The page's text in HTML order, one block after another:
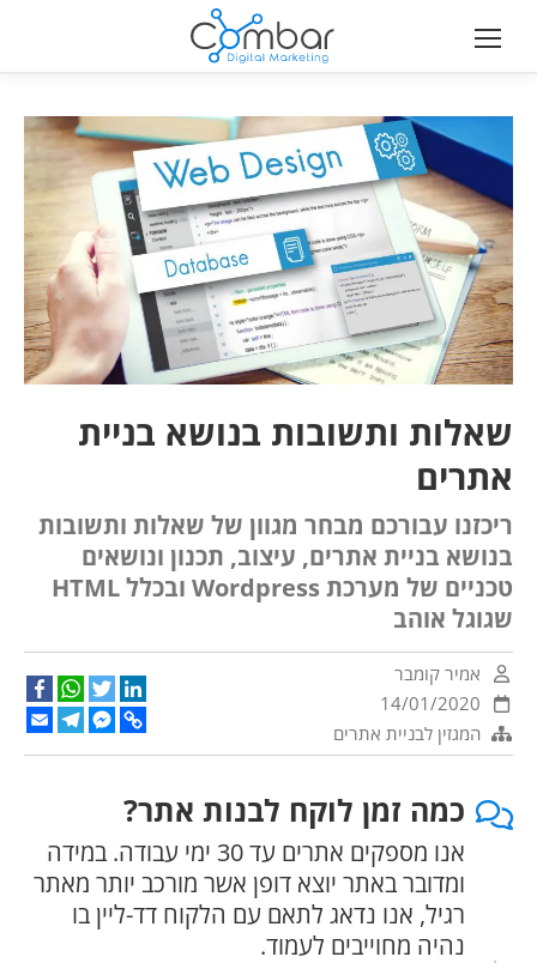
שאלות ותשובות בנושא בניית
אתרים
ריכזנו עבורכם מבחר מגוון של שאלות ותשובות
בנושא בניית אתרים, עיצוב, תכנון ונושאים
טכניים של מערכת Wordpress ובכלל HTML
שגוגל אוהב
אמיר קומבר
14/01/2020
המגזין לבניית אתרים
WhatsAppTwitter
LinkedIn
Email
Telegram
Facebook
Messenger
Copy
Link
כמה זמן לוקח לבנות אתר?
אנו מספקים אתרים עד 30 ימי עבודה. במידה
ומדובר באתר יוצא דופן אשר מורכב יותר מאתר
רגיל, אנו נדאג לתאם עם הלקוח דד-ליין בו
נהיה מחוייבים לעמוד.